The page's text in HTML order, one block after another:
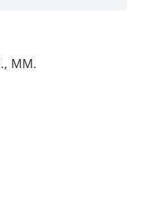
MM.